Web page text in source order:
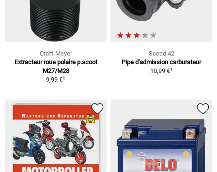
Craft-Meyer
Extracteur roue polaire p.scoot
M27/M28
9,99 €1
Sceed 42
Pipe d'admission carburateur
10,99 €1